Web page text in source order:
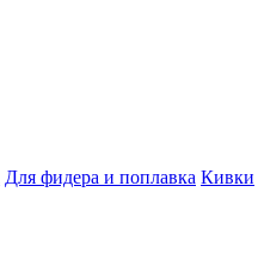
Для фидера и поплавка Кивки